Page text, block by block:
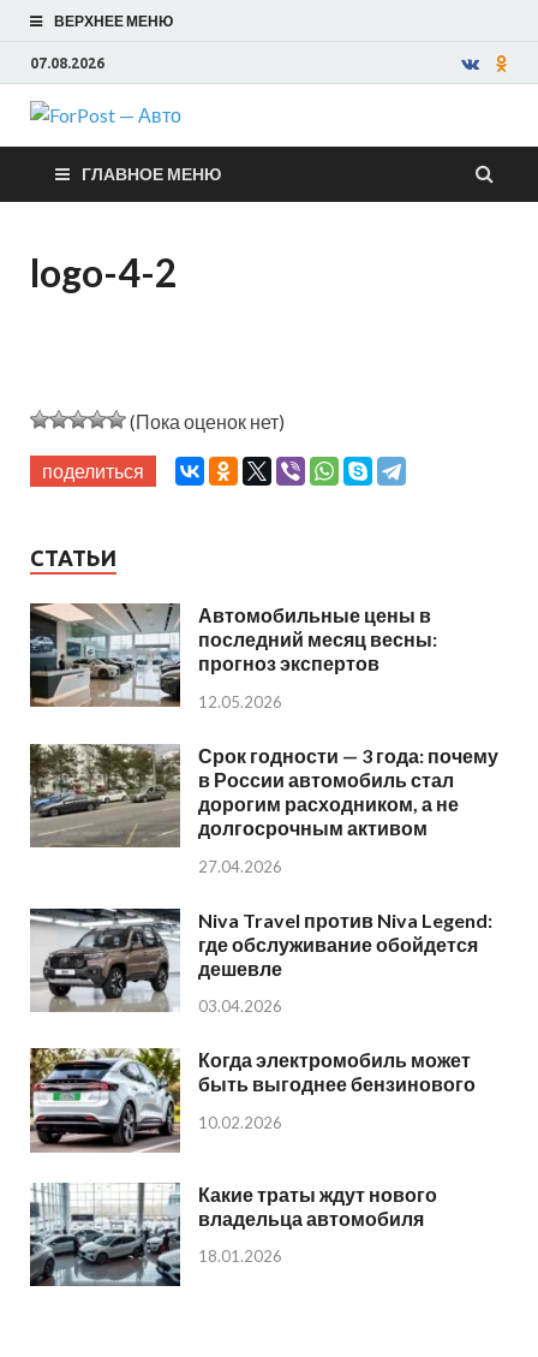
ВЕРХНЕЕ МЕНЮ
07.08.2026
ForPost —
Авто
ГЛАВНОЕ МЕНЮ
logo-4-2
(Пока оценок нет)
поделиться
СТАТЬИ
Автомобильные цены в
последний месяц весны:
прогноз экспертов
12.05.2026
Срок годности — 3 года: почему
в России автомобиль стал
дорогим расходником, а не
долгосрочным активом
27.04.2026
Niva Travel против Niva Legend:
где обслуживание обойдется
дешевле
03.04.2026
Когда электромобиль может
быть выгоднее бензинового
10.02.2026
Какие траты ждут нового
владельца автомобиля
18.01.2026